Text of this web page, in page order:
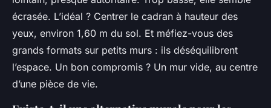
écrasée. L’idéal ? Centrer le cadran à hauteur des
yeux, environ 1,60 m du sol. Et méfiez-vous des
grands formats sur petits murs : ils déséquilibrent
l’espace. Un bon compromis ? Un mur vide, au centre
d’une pièce de vie.